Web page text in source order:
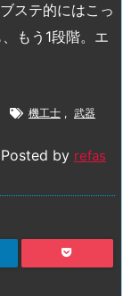
ステ的にはこっ
もう1段階。エ
機工士 , 武器
Posted by refas